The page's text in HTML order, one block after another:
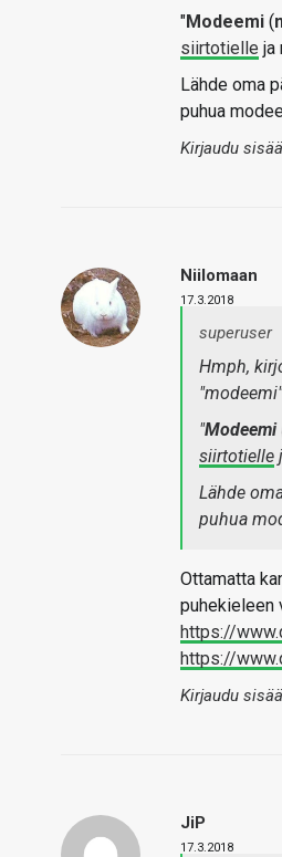
"Modeemi (
siirtotielle ja
Lähde oma
puhua
Kirjaudu
Niilomaan
17.3.2018
superuser
Hmph,
"Modeemi
siirtotielle
Lähde
puhua
Ottamatta
puhekieleen
https://
https://
Kirjaudu
JiP
17.3.2018